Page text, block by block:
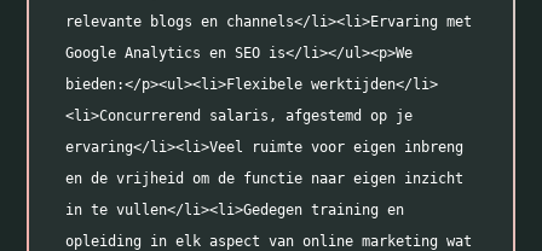
relevante blogs en channels</li><li>Ervaring met
Google Analytics en SEO is</li></ul><p>We
bieden:</p><ul><li>Flexibele werktijden</li>
<li>Concurrerend salaris, afgestemd op je
ervaring</li><li>Veel ruimte voor eigen inbreng
en de vrijheid om de functie naar eigen inzicht
in te vullen</li><li>Gedegen training en
opleiding in elk aspect van online marketing wat